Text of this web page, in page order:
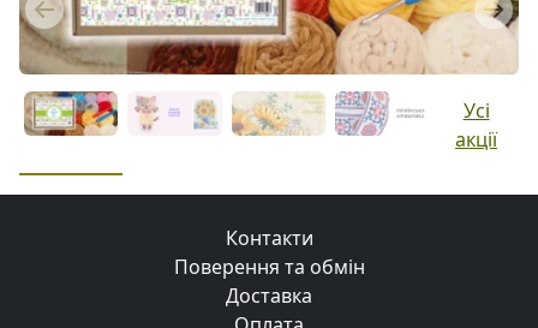
Previous Next
Усі
акції
Контакти
Поверення та обмін
Доставка